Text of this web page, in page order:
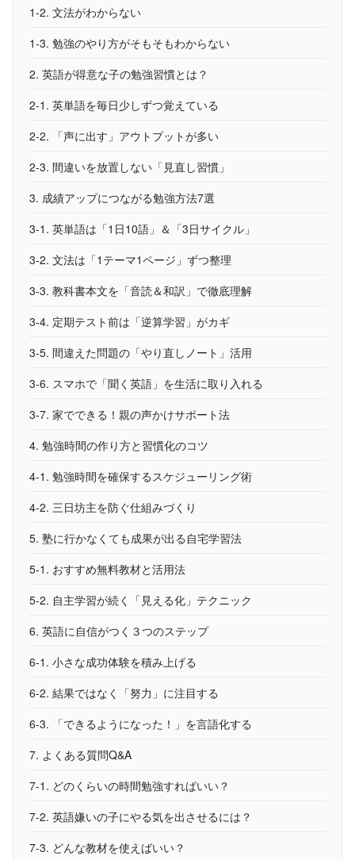
1-2. 文法がわからない
1-3. 勉強のやり方がそもそもわからない
2. 英語が得意な子の勉強習慣とは？
2-1. 英単語を毎日少しずつ覚えている
2-2. 「声に出す」アウトプットが多い
2-3. 間違いを放置しない「見直し習慣」
3. 成績アップにつながる勉強方法7選
3-1. 英単語は「1日10語」＆「3日サイクル」
3-2. 文法は「1テーマ1ページ」ずつ整理
3-3. 教科書本文を「音読＆和訳」で徹底理解
3-4. 定期テスト前は「逆算学習」がカギ
3-5. 間違えた問題の「やり直しノート」活用
3-6. スマホで「聞く英語」を生活に取り入れる
3-7. 家でできる！親の声かけサポート法
4. 勉強時間の作り方と習慣化のコツ
4-1. 勉強時間を確保するスケジューリング術
4-2. 三日坊主を防ぐ仕組みづくり
5. 塾に行かなくても成果が出る自宅学習法
5-1. おすすめ無料教材と活用法
5-2. 自主学習が続く「見える化」テクニック
6. 英語に自信がつく３つのステップ
6-1. 小さな成功体験を積み上げる
6-2. 結果ではなく「努力」に注目する
6-3. 「できるようになった！」を言語化する
7. よくある質問Q&A
7-1. どのくらいの時間勉強すればいい？
7-2. 英語嫌いの子にやる気を出させるには？
7-3. どんな教材を使えばいい？